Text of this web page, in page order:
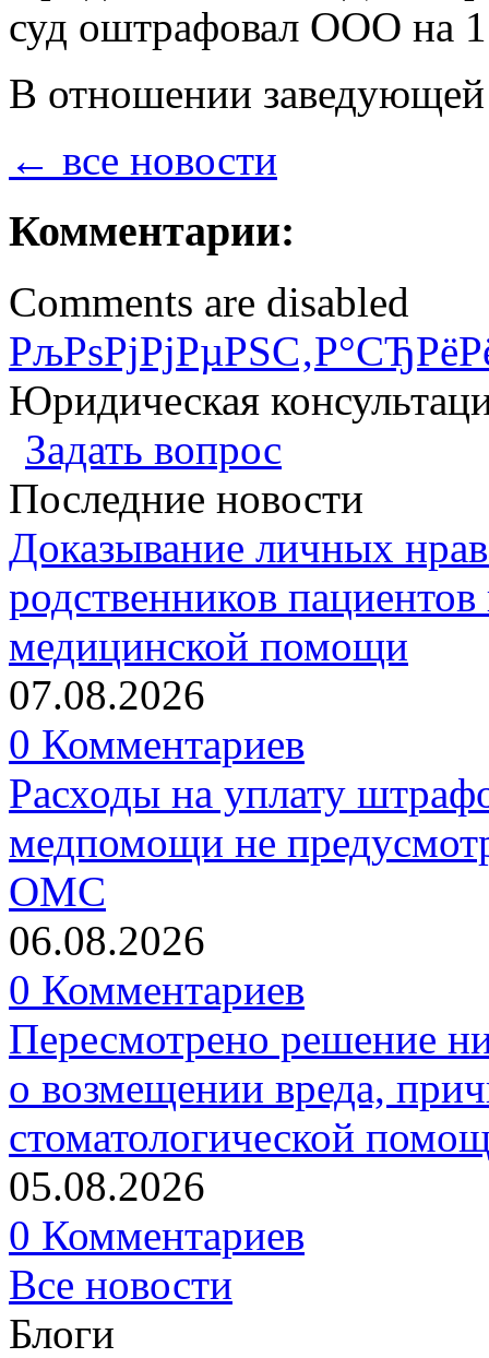
суд оштрафовал ООО на
В отношении заведующей
← все новости
Комментарии:
Comments are disabled
Юридическая
Задать вопрос
Последние новости
Доказывание личных
родственников
медицинской помощи
07.08.2026
0 Комментариев
Расходы на уплату
медпомощи не
ОМС
06.08.2026
0 Комментариев
Пересмотрено решение
о возмещении вреда,
стоматологической
05.08.2026
0 Комментариев
Все новости
Блоги